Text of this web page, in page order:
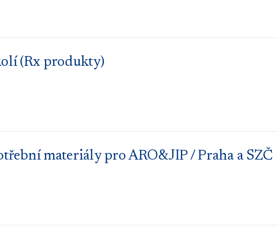
(Rx produkty)
materiály pro ARO&JIP / Praha a SZČ